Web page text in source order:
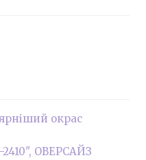
окрас
ОВЕРСАЙЗ